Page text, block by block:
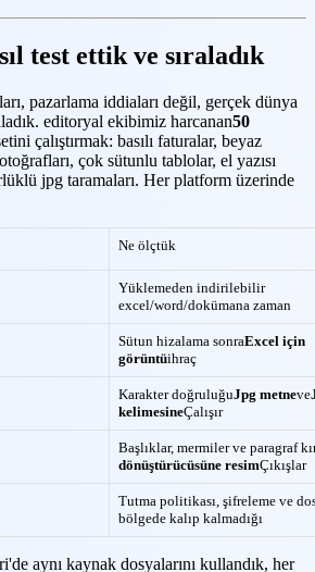
test ettik ve sıraladık
pazarlama iddiaları değil, gerçek dünya
editoryal ekibimiz harcanan50
çalıştırmak: basılı faturalar, beyaz
çok sütunlu tablolar, el yazısı
jpg taramaları. Her platform üzerinde
Ne ölçtük
Yüklemeden indirilebilir
excel/word/dokümana zaman
Sütun hizalama sonraExcel için
görüntüihraç
Karakter doğruluğuJpg metneve
kelimesineÇalışır
Başlıklar, mermiler ve paragraf
dönüştürücüsüne resimÇıkışlar
Tutma politikası, şifreleme ve
bölgede kalıp kalmadığı
aynı kaynak dosyalarını kullandık, her